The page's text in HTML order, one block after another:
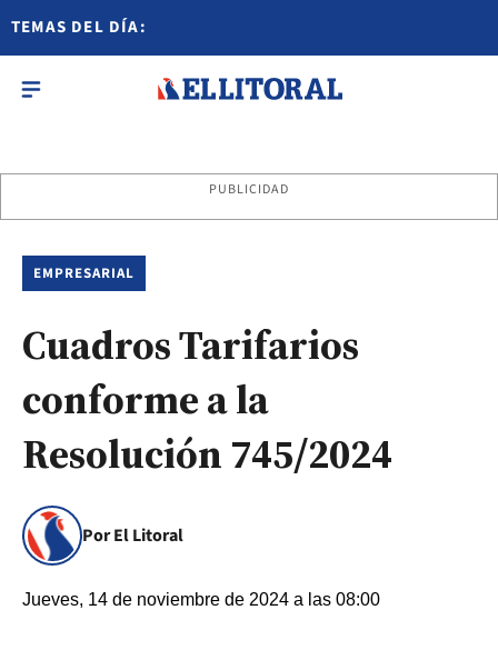
TEMAS DEL DÍA:
PUBLICIDAD
EMPRESARIAL
Cuadros Tarifarios
conforme a la
Resolución 745/2024
Por El Litoral
Jueves, 14 de noviembre de 2024 a las 08:00